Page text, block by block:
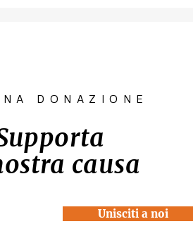
DONAZIONE
causa
Unisciti a noi